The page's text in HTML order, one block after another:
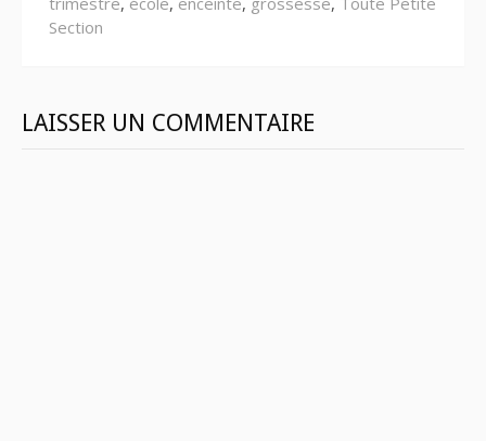
Section
LAISSER UN COMMENTAIRE